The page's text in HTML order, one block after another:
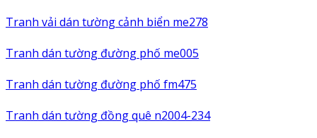
Tranh vải dán tường cảnh biển me278
Tranh dán tường đường phố me005
Tranh dán tường đường phố fm475
Tranh dán tường đồng quê n2004-234